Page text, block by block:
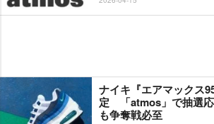
ナイキ『エアマックス
定 「atmos」で抽選
も争奪戦必至